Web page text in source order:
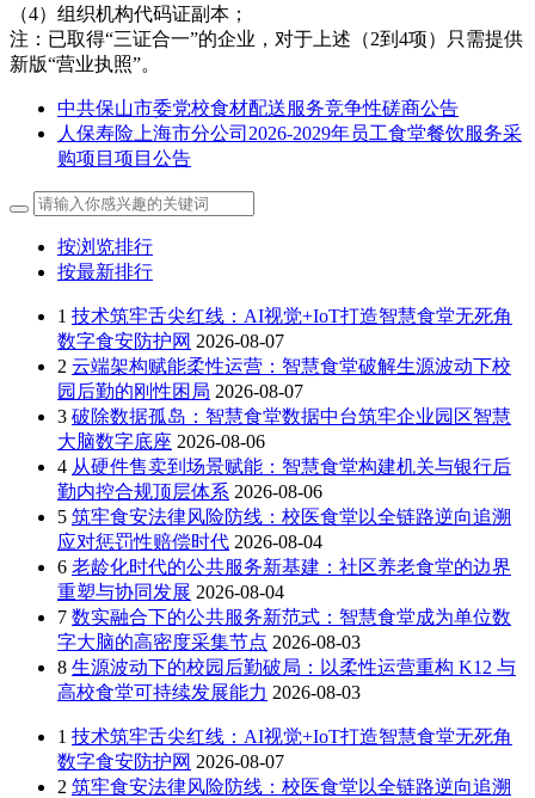
（4）组织机构代码证副本；
注：已取得“三证合一”的企业，对于上述（2到4项）只需提供
新版“营业执照”。
中共保山市委党校食材配送服务竞争性磋商公告
人保寿险上海市分公司2026-2029年员工食堂餐饮服务采
购项目项目公告
按浏览排行
按最新排行
1 技术筑牢舌尖红线：AI视觉+IoT打造智慧食堂无死角
数字食安防护网 2026-08-07
2 云端架构赋能柔性运营：智慧食堂破解生源波动下校
园后勤的刚性困局 2026-08-07
3 破除数据孤岛：智慧食堂数据中台筑牢企业园区智慧
大脑数字底座 2026-08-06
4 从硬件售卖到场景赋能：智慧食堂构建机关与银行后
勤内控合规顶层体系 2026-08-06
5 筑牢食安法律风险防线：校医食堂以全链路逆向追溯
应对惩罚性赔偿时代 2026-08-04
6 老龄化时代的公共服务新基建：社区养老食堂的边界
重塑与协同发展 2026-08-04
7 数实融合下的公共服务新范式：智慧食堂成为单位数
字大脑的高密度采集节点 2026-08-03
8 生源波动下的校园后勤破局：以柔性运营重构 K12 与
高校食堂可持续发展能力 2026-08-03
1 技术筑牢舌尖红线：AI视觉+IoT打造智慧食堂无死角
数字食安防护网 2026-08-07
2 筑牢食安法律风险防线：校医食堂以全链路逆向追溯